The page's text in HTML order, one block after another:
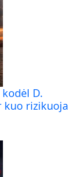
D.
kuo rizikuoja